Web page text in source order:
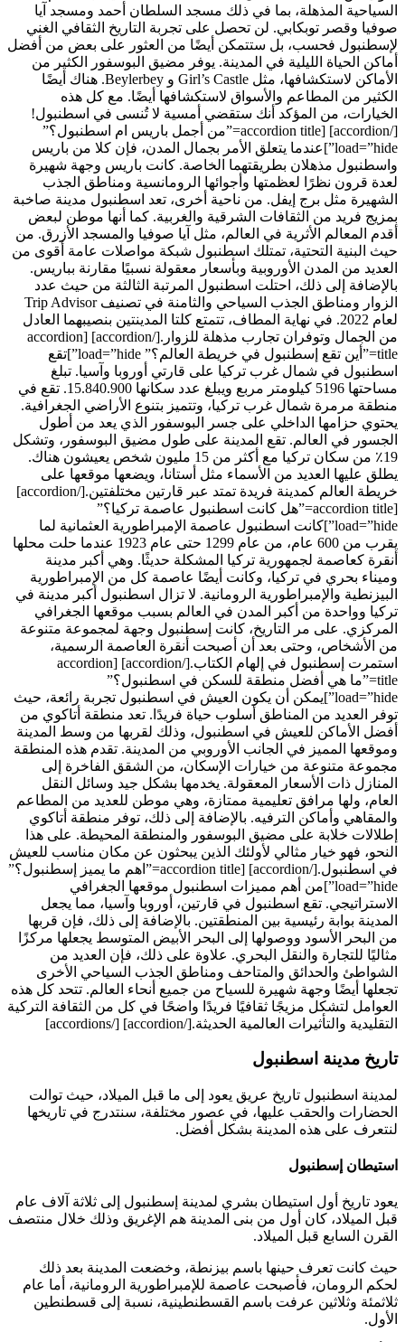
السياحية المذهلة، بما في ذلك مسجد السلطان أحمد ومسجد آيا
صوفيا وقصر توبكابي. لن تحصل على تجربة التاريخ الثقافي الغني
لإسطنبول فحسب، بل ستتمكن أيضًا من العثور على بعض من أفضل
أماكن الحياة الليلية في المدينة. يوفر مضيق البوسفور الكثير من
الأماكن لاستكشافها، مثل Girl’s Castle و Beylerbey. هناك أيضًا
الكثير من المطاعم والأسواق لاستكشافها أيضًا. مع كل هذه
الخيارات، من المؤكد أنك ستقضي أمسية لا تُنسى في اسطنبول!
[/accordion] [accordion title=”من أجمل باريس ام اسطنبول؟”
load=”hide”]عندما يتعلق الأمر بجمال المدن، فإن كلا من باريس
واسطنبول مذهلان بطريقتهما الخاصة. كانت باريس وجهة شهيرة
لعدة قرون نظرًا لعظمتها وأجوائها الرومانسية ومناطق الجذب
الشهيرة مثل برج إيفل. من ناحية أخرى، تعد اسطنبول مدينة صاخبة
بمزيج فريد من الثقافات الشرقية والغربية. كما أنها موطن لبعض
أقدم المعالم الأثرية في العالم، مثل آيا صوفيا والمسجد الأزرق. من
حيث البنية التحتية، تمتلك اسطنبول شبكة مواصلات عامة أقوى من
العديد من المدن الأوروبية وبأسعار معقولة نسبيًا مقارنة بباريس.
بالإضافة إلى ذلك، احتلت اسطنبول المرتبة الثالثة من حيث عدد
الزوار ومناطق الجذب السياحي والثامنة في تصنيف Trip Advisor
لعام 2022. في نهاية المطاف، تتمتع كلتا المدينتين بنصيبهما العادل
من الجمال وتوفران تجارب مذهلة للزوار.[/accordion] [accordion
title=”أين تقع إسطنبول في خريطة العالم؟” load=”hide”]تقع
اسطنبول في شمال غرب تركيا على قارتي أوروبا وآسيا. تبلغ
مساحتها 5196 كيلومتر مربع ويبلغ عدد سكانها 15.840.900. تقع في
منطقة مرمرة شمال غرب تركيا، وتتميز بتنوع الأراضي الجغرافية.
يحتوي حزامها الداخلي على جسر البوسفور الذي يعد من أطول
الجسور في العالم. تقع المدينة على طول مضيق البوسفور، وتشكل
19٪ من سكان تركيا مع أكثر من 15 مليون شخص يعيشون هناك.
يطلق عليها العديد من الأسماء مثل أستانا، ويضعها موقعها على
خريطة العالم كمدينة فريدة تمتد عبر قارتين مختلفتين.[/accordion]
[accordion title=”هل كانت اسطنبول عاصمة تركيا؟”
load=”hide”]كانت اسطنبول عاصمة الإمبراطورية العثمانية لما
يقرب من 600 عام، من عام 1299 حتى عام 1923 عندما حلت محلها
أنقرة كعاصمة لجمهورية تركيا المشكلة حديثًا. وهي أكبر مدينة
وميناء بحري في تركيا، وكانت أيضًا عاصمة كل من الإمبراطورية
البيزنطية والإمبراطورية الرومانية. لا تزال اسطنبول أكبر مدينة في
تركيا وواحدة من أكبر المدن في العالم بسبب موقعها الجغرافي
المركزي. على مر التاريخ، كانت إسطنبول وجهة لمجموعة متنوعة
من الأشخاص، وحتى بعد أن أصبحت أنقرة العاصمة الرسمية،
استمرت إسطنبول في إلهام الكتاب.[/accordion] [accordion
title=”ما هي أفضل منطقة للسكن في اسطنبول؟”
load=”hide”]يمكن أن يكون العيش في اسطنبول تجربة رائعة، حيث
توفر العديد من المناطق أسلوب حياة فريدًا. تعد منطقة أتاكوي من
أفضل الأماكن للعيش في اسطنبول، وذلك لقربها من وسط المدينة
وموقعها المميز في الجانب الأوروبي من المدينة. تقدم هذه المنطقة
مجموعة متنوعة من خيارات الإسكان، من الشقق الفاخرة إلى
المنازل ذات الأسعار المعقولة. يخدمها بشكل جيد وسائل النقل
العام، ولها مرافق تعليمية ممتازة، وهي موطن للعديد من المطاعم
والمقاهي وأماكن الترفيه. بالإضافة إلى ذلك، توفر منطقة أتاكوي
إطلالات خلابة على مضيق البوسفور والمنطقة المحيطة. على هذا
النحو، فهو خيار مثالي لأولئك الذين يبحثون عن مكان مناسب للعيش
في اسطنبول.[/accordion] [accordion title=”اهم ما يميز إسطنبول؟”
load=”hide”]من أهم مميزات اسطنبول موقعها الجغرافي
الاستراتيجي. تقع اسطنبول في قارتين، أوروبا وآسيا، مما يجعل
المدينة بوابة رئيسية بين المنطقتين. بالإضافة إلى ذلك، فإن قربها
من البحر الأسود ووصولها إلى البحر الأبيض المتوسط ​​يجعلها مركزًا
مثاليًا للتجارة والنقل البحري. علاوة على ذلك، فإن العديد من
الشواطئ والحدائق والمتاحف ومناطق الجذب السياحي الأخرى
تجعلها أيضًا وجهة شهيرة للسياح من جميع أنحاء العالم. تتحد كل هذه
العوامل لتشكل مزيجًا ثقافيًا فريدًا واضحًا في كل من الثقافة التركية
التقليدية والتأثيرات العالمية الحديثة.[/accordion] [/accordions]
تاريخ مدينة اسطنبول
لمدينة اسطنبول تاريخ عريق يعود إلى ما قبل الميلاد، حيث توالت
الحضارات والحقب عليها، في عصور مختلفة، سنتدرج في تاريخها
لنتعرف على هذه المدينة بشكل أفضل.
استيطان إسطنبول
يعود تاريخ أول استيطان بشري لمدينة إسطنبول إلى ثلاثة آلاف عام
قبل الميلاد، كان أول من بنى المدينة هم الإغريق وذلك خلال منتصف
القرن السابع قبل الميلاد.
حيث كانت تعرف حينها باسم بيزنطة، وخضعت المدينة بعد ذلك
لحكم الرومان، فأصبحت عاصمة للإمبراطورية الرومانية، أما عام
ثلاثمئة وثلاثين عرفت باسم القسطنطينية، نسبة إلى قسطنطين
الأول.